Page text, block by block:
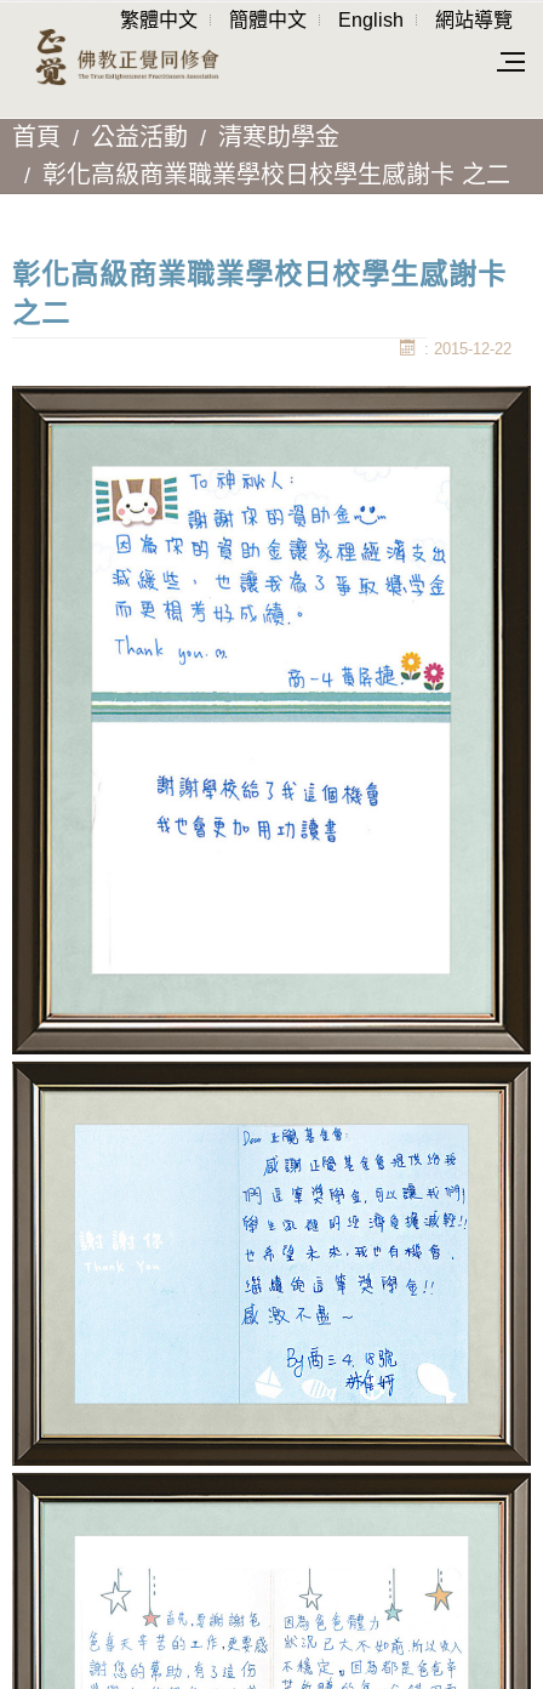
繁體中文 簡體中文 English 網站導覽
首頁 公益活動
清寒助學金
彰化高級商業職業學校日校學生感謝卡 之二
彰化高級商業職業學校日校學生感謝卡
之二
: 2015-12-22